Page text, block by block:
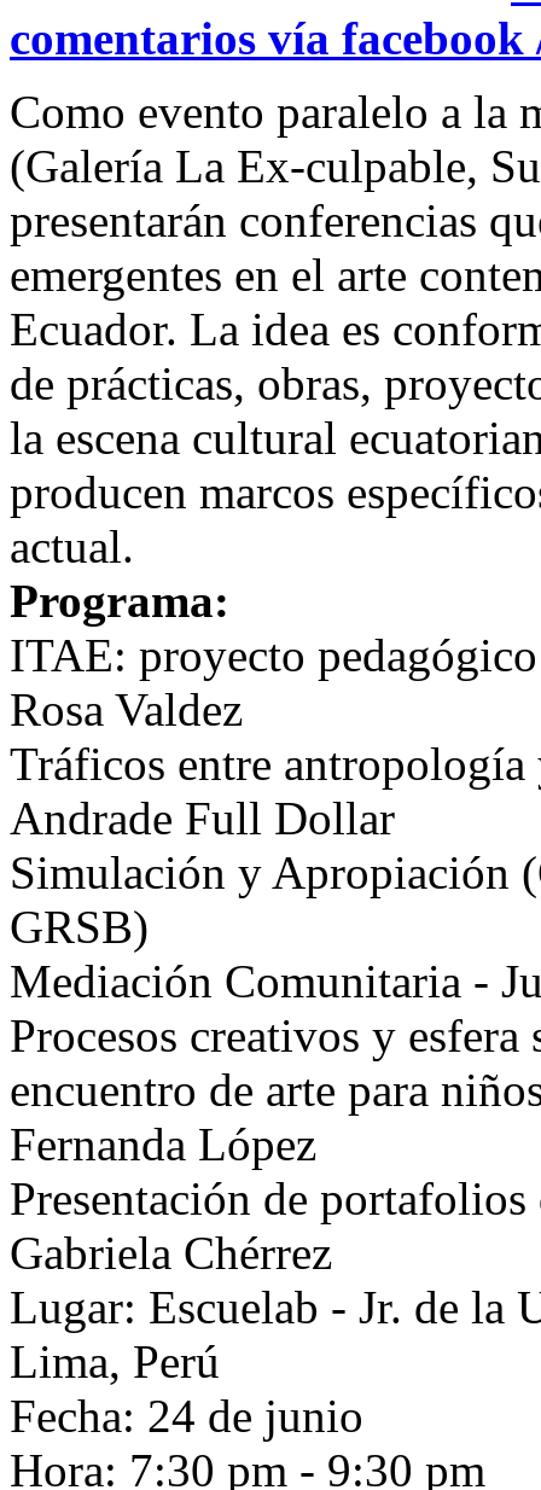
comentarios vía facebook
Como evento paralelo a la
(Galería La Ex-culpable,
presentarán conferencias
emergentes en el arte
Ecuador. La idea es
de prácticas, obras,
la escena cultural
producen marcos
actual.
Programa:
ITAE: proyecto
Rosa Valdez
Tráficos entre
Andrade Full Dollar
Simulación y Apropiación
GRSB)
Mediación Comunitaria -
Procesos creativos y
encuentro de arte para
Fernanda López
Presentación de
Gabriela Chérrez
Lugar: Escuelab - Jr. de la
Lima, Perú
Fecha: 24 de junio
Hora: 7:30 pm - 9:30 pm